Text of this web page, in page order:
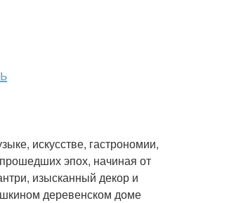
искусстве, гастрономии,
эпох, начиная от
изысканный декор и
деревенском доме